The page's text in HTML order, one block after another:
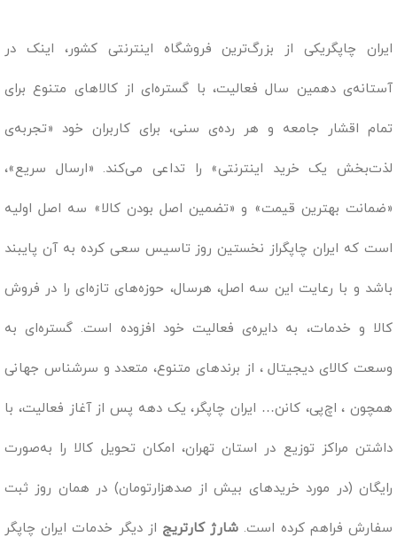
ایران چاپگریکی از بزرگ‌ترین فروشگاه اینترنتی کشور، اینک در
آستانه‌ی دهمین سال فعالیت، با گستره‌ای از کالاهای متنوع برای
تمام اقشار جامعه و هر رده‌ی سنی، برای کاربران خود «تجربه‌ی
لذت‌بخش یک خرید اینترنتی» را تداعی می‌کند. «ارسال سریع»،
«ضمانت بهترین قیمت» و «تضمین اصل بودن کالا» سه اصل اولیه
است که ایران چاپگراز نخستین روز تاسیس سعی کرده به آن پایبند
باشد و با رعایت این سه اصل، هرسال، حوزه‌های تازه‌ای را در فروش
کالا و خدمات، به دایره‌ی فعالیت خود افزوده است. گستره‌ای به
وسعت کالای دیجیتال ، از برندهای متنوع، متعدد و سرشناس جهانی
همچون ، اچ‌پی، کانن… ایران چاپگر، یک دهه پس از آغاز فعالیت، با
داشتن مراکز توزیع در استان تهران، امکان تحویل کالا را به‌صورت
رایگان (در مورد خریدهای بیش از صدهزارتومان) در همان روز ثبت
سفارش فراهم کرده است. شارژ کارتریج از دیگر خدمات ایران چاپگر